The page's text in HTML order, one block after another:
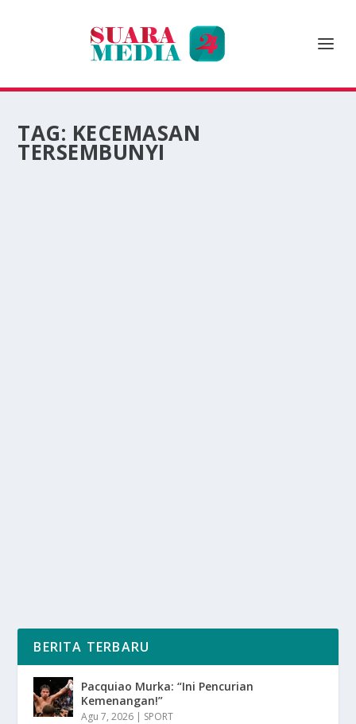
TAG: KECEMASAN
TERSEMBUNYI
BERITA TERBARU
Pacquiao Murka: “Ini Pencurian
Kemenangan!”
Agu 7, 2026 | SPORT